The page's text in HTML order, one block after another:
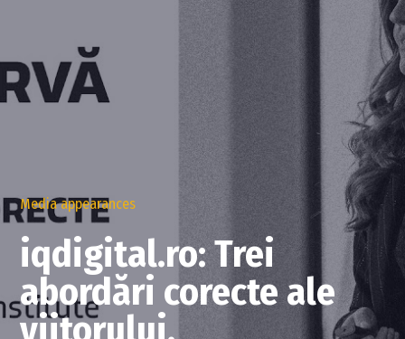
Media appearances
iqdigital.ro: Trei
abordări corecte ale
viitorului.